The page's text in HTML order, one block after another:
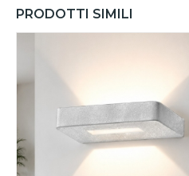
PRODOTTI SIMILI